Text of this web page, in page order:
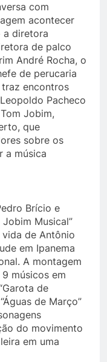
com
acontecer
a diretora
de palco
André Rocha, o
de perucaria
encontros
Pacheco
Jobim,
que
sobre os
a música
Brício e
Musical”
de Antônio
em Ipanema
A montagem
músicos em
de
de Março”
do movimento
em uma